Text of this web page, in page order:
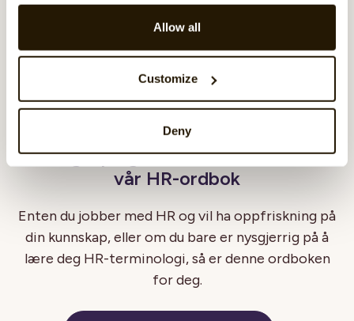
Allow all
Customize
Deny
Hva er skytjenester?
HR-begrep og forkortelser - Dette er
vår HR-ordbok
Enten du jobber med HR og vil ha oppfriskning på
din kunnskap, eller om du bare er nysgjerrig på å
lære deg HR-terminologi, så er denne ordboken
for deg.